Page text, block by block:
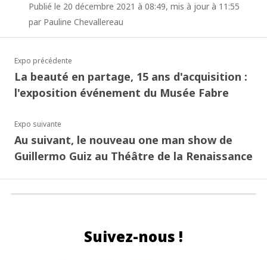
Publié le 20 décembre 2021 à 08:49, mis à jour à 11:55
par Pauline Chevallereau
Expo précédente
La beauté en partage, 15 ans d'acquisition :
l'exposition événement du Musée Fabre
Expo suivante
Au suivant, le nouveau one man show de
Guillermo Guiz au Théâtre de la Renaissance
Suivez-nous !